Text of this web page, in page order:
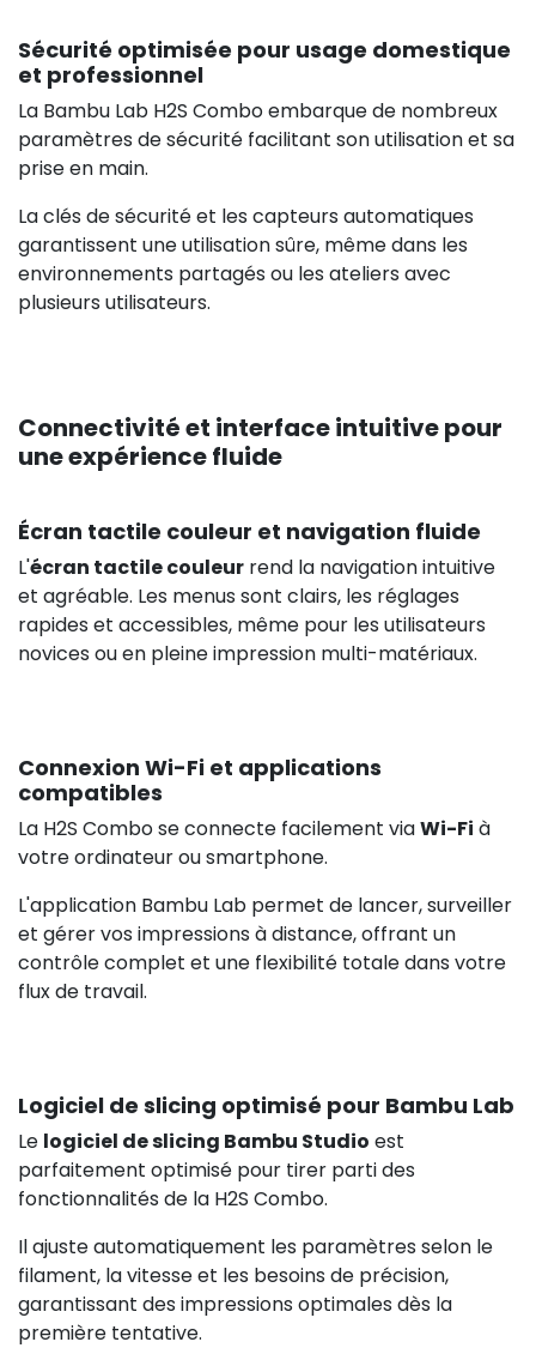
Sécurité optimisée pour usage domestique
et professionnel
La Bambu Lab H2S Combo embarque de nombreux
paramètres de sécurité facilitant son utilisation et sa
prise en main.
La clés de sécurité et les capteurs automatiques
garantissent une utilisation sûre, même dans les
environnements partagés ou les ateliers avec
plusieurs utilisateurs.
Connectivité et interface intuitive pour
une expérience fluide
Écran tactile couleur et navigation fluide
L'écran tactile couleur rend la navigation intuitive
et agréable. Les menus sont clairs, les réglages
rapides et accessibles, même pour les utilisateurs
novices ou en pleine impression multi-matériaux.
Connexion Wi-Fi et applications
compatibles
La H2S Combo se connecte facilement viaWi-Fi à
votre ordinateur ou smartphone.
L'application Bambu Lab permet de lancer, surveiller
et gérer vos impressions à distance, offrant un
contrôle complet et une flexibilité totale dans votre
flux de travail.
Logiciel de slicing optimisé pour Bambu Lab
Le logiciel de slicing Bambu Studio est
parfaitement optimisé pour tirer parti des
fonctionnalités de la H2S Combo.
Il ajuste automatiquement les paramètres selon le
filament, la vitesse et les besoins de précision,
garantissant des impressions optimales dès la
première tentative.